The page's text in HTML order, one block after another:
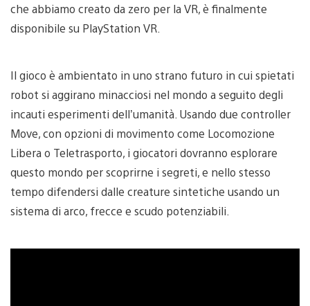
che abbiamo creato da zero per la VR, è finalmente
disponibile su PlayStation VR.
Il gioco è ambientato in uno strano futuro in cui spietati
robot si aggirano minacciosi nel mondo a seguito degli
incauti esperimenti dell’umanità. Usando due controller
Move, con opzioni di movimento come Locomozione
Libera o Teletrasporto, i giocatori dovranno esplorare
questo mondo per scoprirne i segreti, e nello stesso
tempo difendersi dalle creature sintetiche usando un
sistema di arco, frecce e scudo potenziabili.